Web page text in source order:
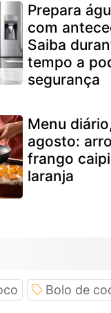
Prepara
com
Saiba
tempo a
segurança
Menu
agosto:
frango
laranja
Bolo de